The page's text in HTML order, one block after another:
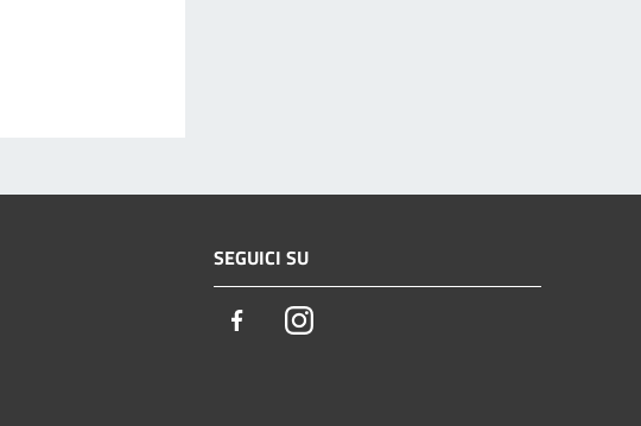
SEGUICI SU
FacebookInstagram